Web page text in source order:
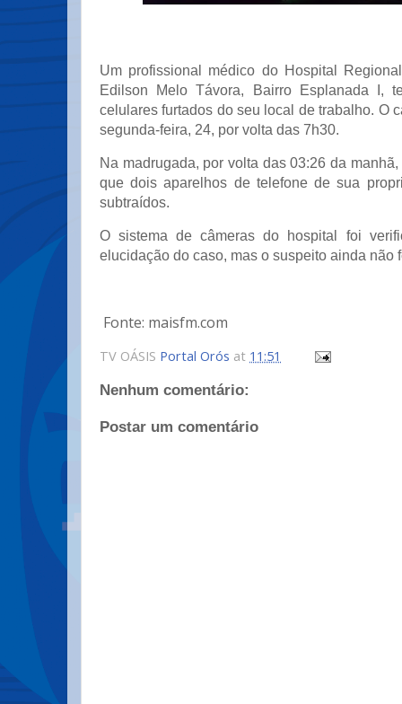
Um profissional médico do Hospital
Edilson Melo Távora, Bairro Esplanada I,
celulares furtados do seu local de trabalho. O
segunda-feira, 24, por volta das 7h30.
Na madrugada, por volta das 03:26 da
que dois aparelhos de telefone de sua
subtraídos.
O sistema de câmeras do hospital foi
elucidação do caso, mas o suspeito ainda não
Fonte: maisfm.com
TV OÁSIS Portal Orós at 11:51
Nenhum comentário:
Postar um comentário